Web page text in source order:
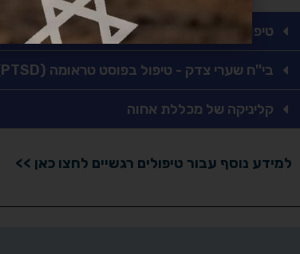
טיפול לפוסט טראומה (PTSD) בסבסוד (קליניקה של אוני' ת''א)
בי''ח שערי צדק - טיפול בפוסט טראומה (PTSD)
קליניקה של מכללת אחוה
למידע נוסף עבור טיפולים רגשיים לחצו כאן >>